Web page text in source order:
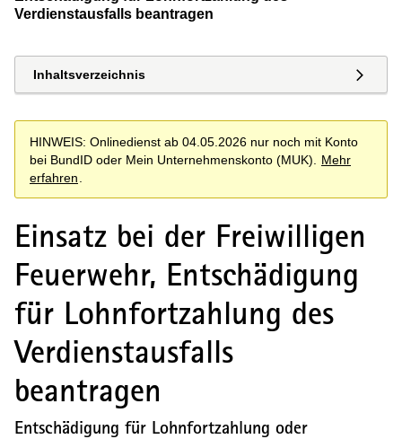
Verdienstausfalls beantragen
Inhaltsverzeichnis
HINWEIS: Onlinedienst ab 04.05.2026 nur noch mit Konto
bei BundID oder Mein Unternehmenskonto (MUK).
Mehr
erfahren
Einsatz bei der Freiwilligen
Feuerwehr, Entschädigung
für Lohnfortzahlung des
Verdienstausfalls
beantragen
Entschädigung für Lohnfortzahlung oder